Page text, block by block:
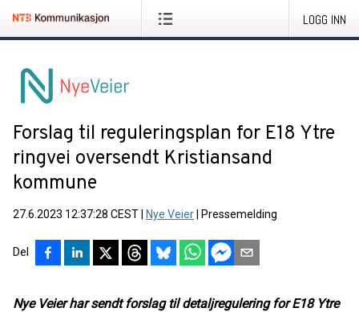
LOGG INN
Forslag til reguleringsplan for E18 Ytre
ringvei oversendt Kristiansand
kommune
27.6.2023 12:37:28 CEST Nye Veier Pressemelding
Del
Nye Veier har sendt forslag til detaljregulering for E18 Ytre